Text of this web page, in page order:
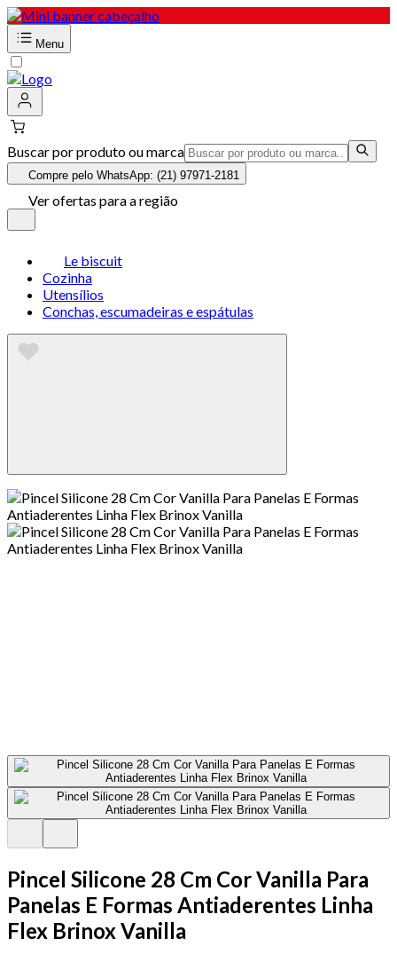
Menu
Buscar por produto ou marca
Compre pelo WhatsApp: (21) 97971-2181
Ver ofertas para a região
Le biscuit
Cozinha
Utensílios
Conchas, escumadeiras e espátulas
Pincel Silicone 28 Cm Cor Vanilla Para
Panelas E Formas Antiaderentes Linha
Flex Brinox Vanilla